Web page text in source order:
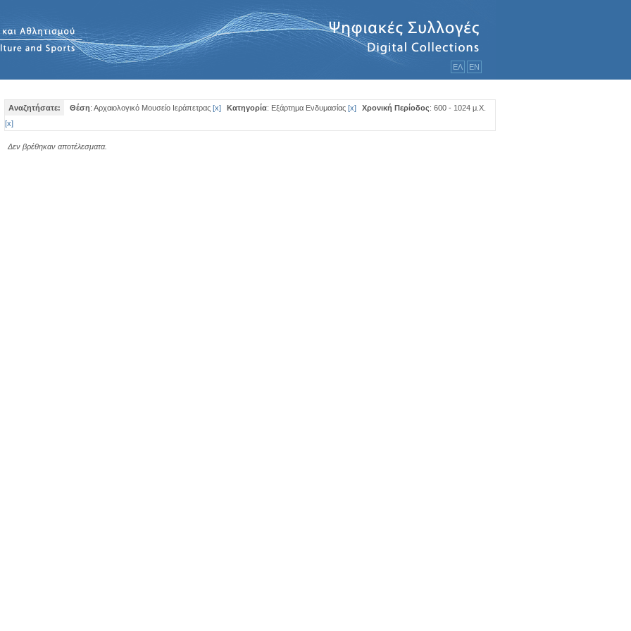
ΕΛ ΕΝ
Αναζητήσατε: Θέση: Αρχαιολογικό Μουσείο Ιεράπετρας [x] Κατηγορία: Εξάρτημα Ενδυμασίας [x] Χρονική Περίοδος: 600 - 1024 μ.Χ.
[x]
Δεν βρέθηκαν αποτέλεσματα.